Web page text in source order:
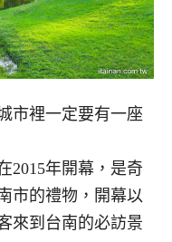
市裡一定要有一座
2015年開幕，是奇
市的禮物，開幕以
來到台南的必訪景